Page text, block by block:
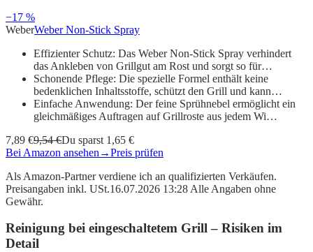
−17 %
WeberWeber Non-Stick Spray
Effizienter Schutz: Das Weber Non-Stick Spray verhindert
das Ankleben von Grillgut am Rost und sorgt so für…
Schonende Pflege: Die spezielle Formel enthält keine
bedenklichen Inhaltsstoffe, schützt den Grill und kann…
Einfache Anwendung: Der feine Sprühnebel ermöglicht ein
gleichmäßiges Auftragen auf Grillroste aus jedem Wi…
7,89 €9,54 €Du sparst 1,65 €
Bei Amazon ansehen →Preis prüfen
Als Amazon-Partner verdiene ich an qualifizierten Verkäufen.
Preisangaben inkl. USt.16.07.2026 13:28 Alle Angaben ohne
Gewähr.
Reinigung bei eingeschaltetem Grill – Risiken im
Detail